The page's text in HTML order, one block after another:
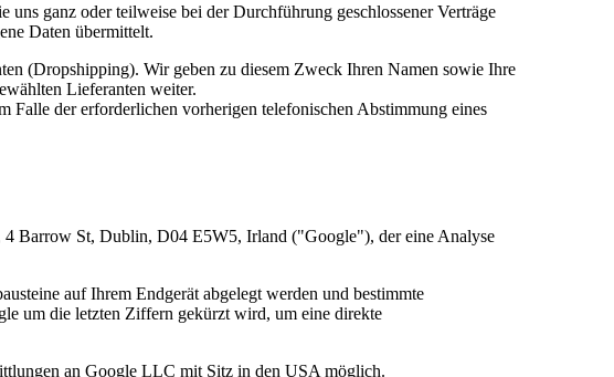
ganz oder teilweise bei der Durchführung geschlossener Verträge
Daten übermittelt.
(Dropshipping). Wir geben zu diesem Zweck Ihren Namen sowie Ihre
Lieferanten weiter.
Falle der erforderlichen vorherigen telefonischen Abstimmung eines
4 Barrow St, Dublin, D04 E5W5, Irland ("Google"), der eine Analyse
auf Ihrem Endgerät abgelegt werden und bestimmte
um die letzten Ziffern gekürzt wird, um eine direkte
an Google LLC mit Sitz in den USA möglich.